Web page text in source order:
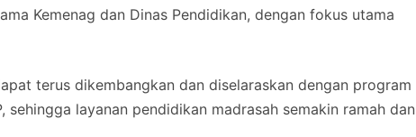
Kemenag dan Dinas Pendidikan, dengan fokus utama
terus dikembangkan dan diselaraskan dengan program
layanan pendidikan madrasah semakin ramah dan